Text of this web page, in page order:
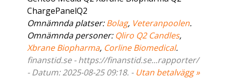
ChargePanelQ2
Omnämnda platser:Bolag, Veteranpoolen.
Omnämnda personer: Qliro Q2 Candles,
Xbrane Biopharma, Corline Biomedical.
finanstid.se - https://finanstid.se...rapporter/
- Datum: 2025-08-25 09:18. - Utan betalvägg »